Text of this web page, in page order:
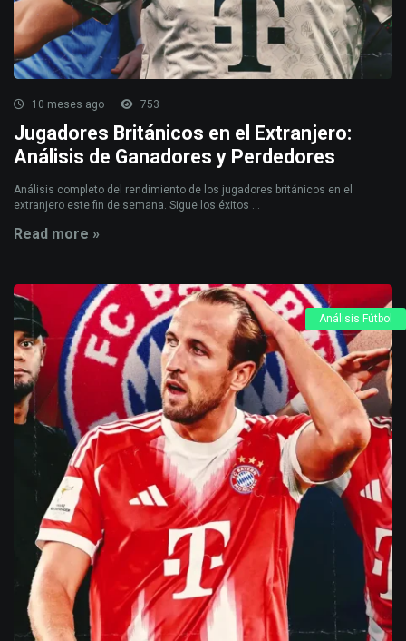
10 meses ago 753
Jugadores Británicos en el Extranjero:
Análisis de Ganadores y Perdedores
Análisis completo del rendimiento de los jugadores británicos en el
extranjero este fin de semana. Sigue los éxitos ...
Read more »
Análisis Fútbol